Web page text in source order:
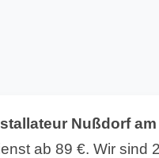
Nußdorf
ab 89 €. Wir sind